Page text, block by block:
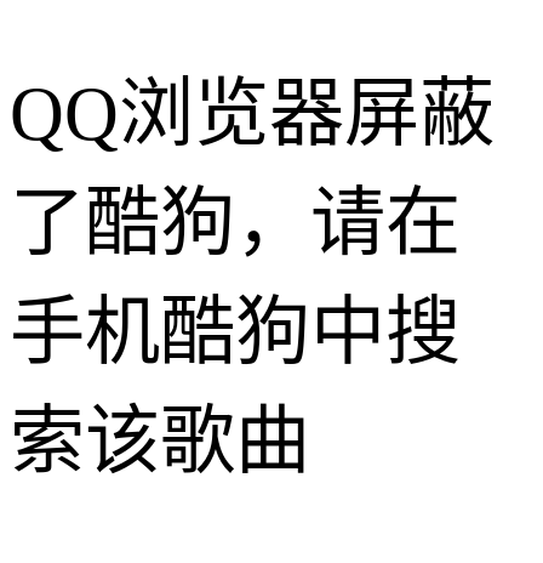
QQ浏览器屏蔽
了酷狗，请在
手机酷狗中搜
索该歌曲